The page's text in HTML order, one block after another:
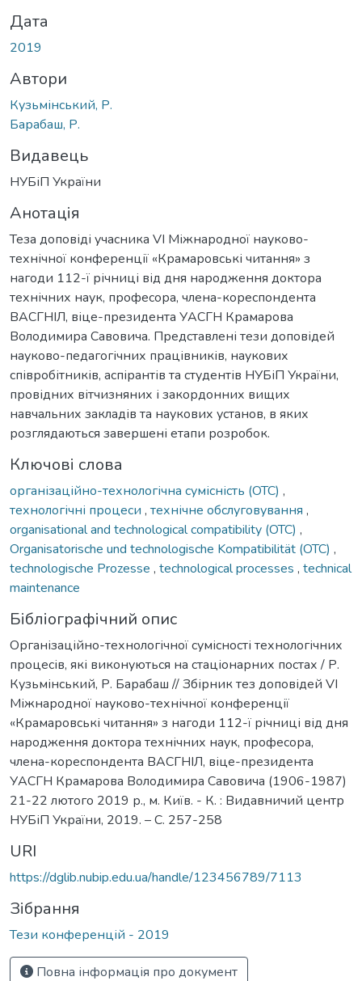
Дата
2019
Автори
Кузьмінський, Р.
Барабаш, Р.
Видавець
НУБіП України
Анотація
Теза доповіді учасника VI Міжнародної науково-
технічної конференції «Крамаровські читання» з
нагоди 112-ї річниці від дня народження доктора
технічних наук, професора, члена-кореспондента
ВАСГНІЛ, віце-президента УАСГН Крамарова
Володимира Савовича. Представлені тези доповідей
науково-педагогічних працівників, наукових
співробітників, аспірантів та студентів НУБіП України,
провідних вітчизняних і закордонних вищих
навчальних закладів та наукових установ, в яких
розглядаються завершені етапи розробок.
Ключові слова
організаційно-технологічна сумісність (ОТС) ,
технологічні процеси , технічне обслуговування ,
organisational and technological compatibility (OTC) ,
Organisatorische und technologische Kompatibilität (OTC) ,
technologische Prozesse , technological processes , technical
maintenance
Бібліографічний опис
Організаційно-технологічної сумісності технологічних
процесів, які виконуються на стаціонарних постах / Р.
Кузьмінський, Р. Барабаш // Збірник тез доповідей VI
Міжнародної науково-технічної конференції
«Крамаровські читання» з нагоди 112-ї річниці від дня
народження доктора технічних наук, професора,
члена-кореспондента ВАСГНІЛ, віце-президента
УАСГН Крамарова Володимира Савовича (1906-1987)
21-22 лютого 2019 р., м. Київ. - К. : Видавничий центр
НУБіП України, 2019. – C. 257-258
URI
https://dglib.nubip.edu.ua/handle/123456789/7113
Зібрання
Тези конференцій - 2019
Повна інформація про документ